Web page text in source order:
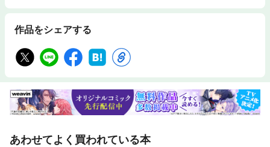
作品をシェアする
あわせてよく買われている本